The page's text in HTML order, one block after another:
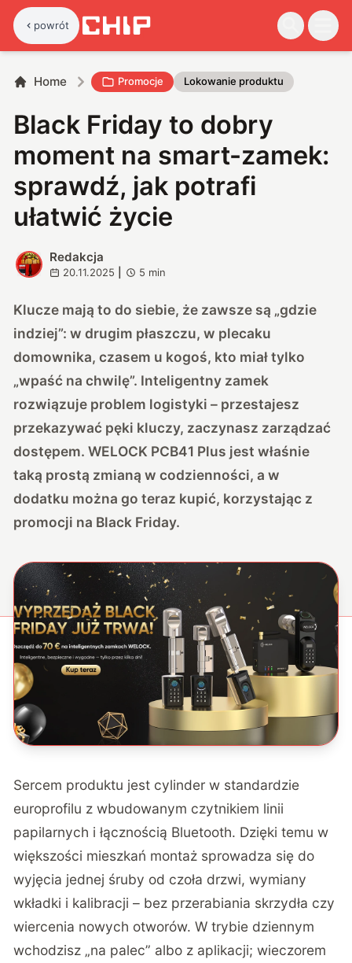
powrót
Home Promocje Lokowanie produktu
Black Friday to dobry
moment na smart-zamek:
sprawdź, jak potrafi
ułatwić życie
R
Redakcja
20.11.2025 5 min
Klucze mają to do siebie, że zawsze są „gdzie
indziej”: w drugim płaszczu, w plecaku
domownika, czasem u kogoś, kto miał tylko
„wpaść na chwilę”. Inteligentny zamek
rozwiązuje problem logistyki – przestajesz
przekazywać pęki kluczy, zaczynasz zarządzać
dostępem. WELOCK PCB41 Plus jest właśnie
taką prostą zmianą w codzienności, a w
dodatku można go teraz kupić, korzystając z
promocji na Black Friday.
Sercem produktu jest cylinder w standardzie
europrofilu z wbudowanym czytnikiem linii
papilarnych i łącznością Bluetooth. Dzięki temu w
większości mieszkań montaż sprowadza się do
wyjęcia jednej śruby od czoła drzwi, wymiany
wkładki i kalibracji – bez przerabiania skrzydła czy
wiercenia nowych otworów. W trybie dziennym
wchodzisz „na palec” albo z aplikacji; wieczorem